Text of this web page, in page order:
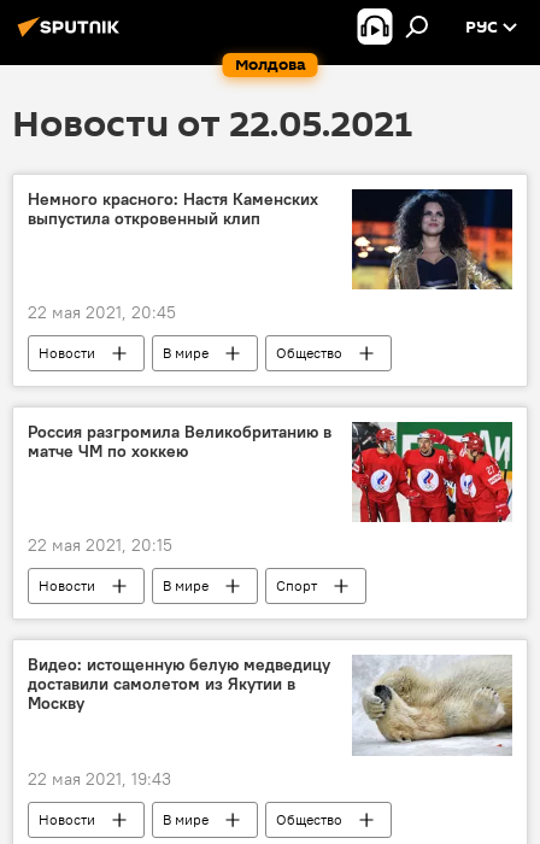
Молдова
РУС
Новости от 22.05.2021
Немного красного: Настя Каменских
выпустила откровенный клип
22 мая 2021, 20:45
Новости В мире Общество
Россия разгромила Великобританию в
матче ЧМ по хоккею
22 мая 2021, 20:15
Новости В мире
Спорт
Россия
Видео: истощенную белую медведицу
доставили самолетом из Якутии в
Москву
22 мая 2021, 19:43
Новости В мире
Общество